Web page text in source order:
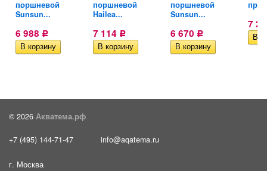
поршневой
Sunsun...
6 988 Р
поршневой
Hailea...
7 114 Р
поршневой
Sunsun...
6 670 Р
7
© 2026 Акватема.рф
+7 (495) 144-71-47 info@aqatema.ru
г. Москва